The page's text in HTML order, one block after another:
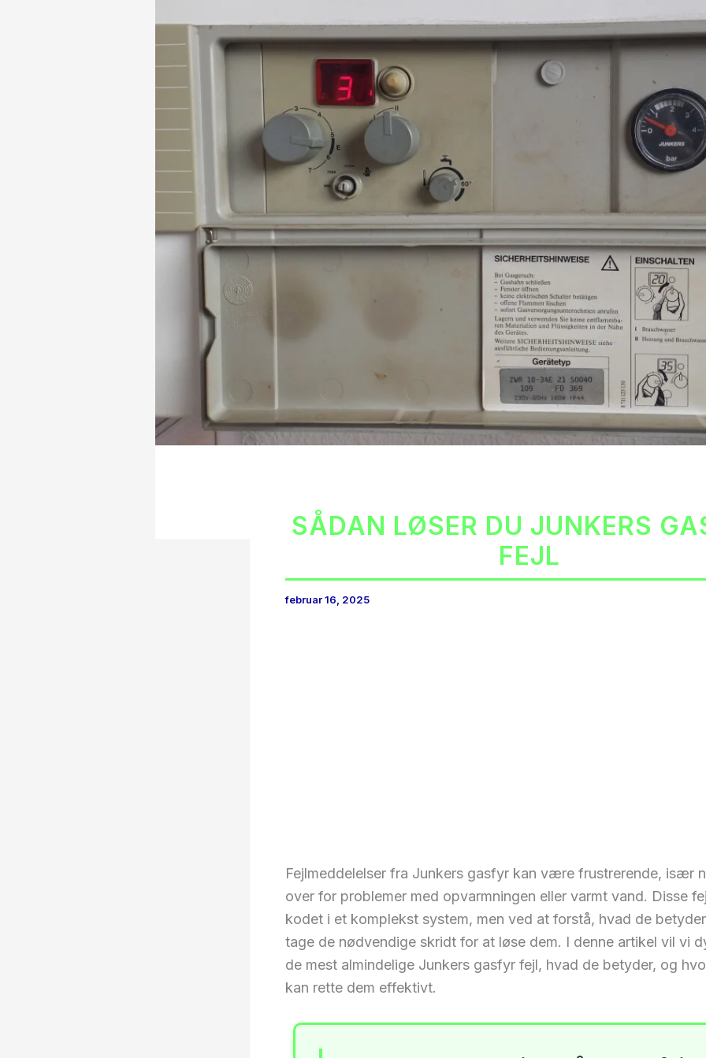
SÅDAN LØSER DU JUNKERS
FEJL
februar 16, 2025
Fejlmeddelelser fra Junkers gasfyr kan være frustrerende, især
over for problemer med opvarmningen eller varmt vand. Disse
kodet i et komplekst system, men ved at forstå, hvad de
tage de nødvendige skridt for at løse dem. I denne artikel vil vi
de mest almindelige Junkers gasfyr fejl, hvad de betyder, og
kan rette dem effektivt.